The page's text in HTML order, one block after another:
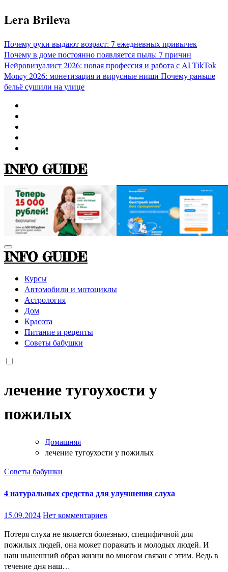
Перейти
к
Lera Brileva
Почему руки выдают возраст: 7 ежедневных привычек
Почему в доме постоянно появляется пыль: 7 причин
Нейровизуалист 2026: новая профессия и работа с AITikTok
Money 2026: монетизация и вирусные ниши Почему раньше
бельё сушили на улице
INFO GUIDE
INFO GUIDE
Курсы
Автомобили и мотоциклы
Астрология
Дом
Красота
Питание и рецепты
Советы бабушки
лечение тугоухости у
пожилых
Домашняя
лечение тугоухости у пожилых
Советы бабушки
4 натуральных средства для улучшения слуха
15.09.2024Нет комментариев
Потеря слуха не является болезнью, специфичной для
пожилых людей, она может поражать и молодых людей. И
наш нынешний образ жизни во многом связан с этим. Ведь в
течение дня наш…